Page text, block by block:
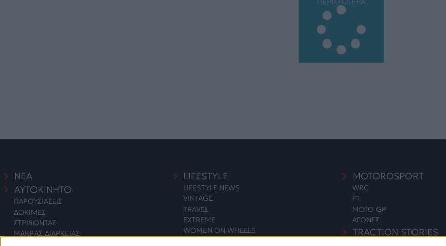
ΝΕΑ
ΑΥΤΟΚΙΝΗΤΟ
ΠΑΡΟΥΣΙΑΣΕΙΣ
ΔΟΚΙΜΕΣ
ΣΤΡΙΒΟΝΤΑΣ
ΜΑΚΡΑΣ ΔΙΑΡΚΕΙΑΣ
LIFESTYLE
LIFESTYLE NEWS
VINTAGE
TRAVEL
EXTREME
WOMEN ON WHEELS
MOTOROSPORT
WRC
F1
MOTO GP
ΑΓΩΝΕΣ
TRACTION STORIES